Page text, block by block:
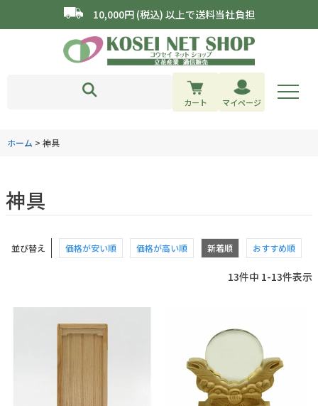
10,000円 (税込) 以上で送料当社負担
カート マイページ
ホーム 神具
神具
並び替え 価格が安い順 価格が高い順 新着順 おすすめ順
13件中 1-13件表示